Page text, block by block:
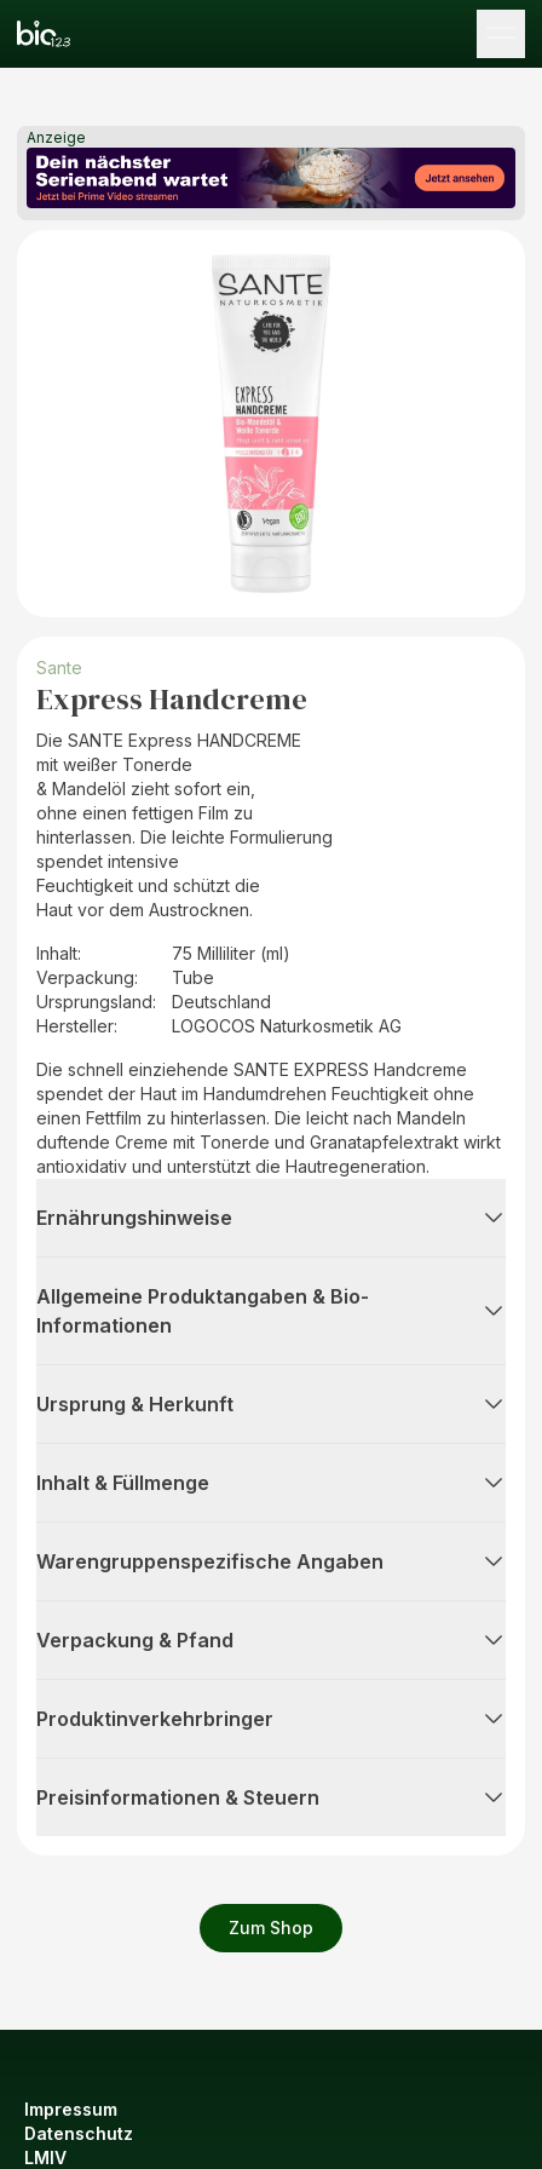
Anzeige
Zum Shop
Sante
Express Handcreme
Die SANTE Express HANDCREME
mit weißer Tonerde
& Mandelöl zieht sofort ein,
ohne einen fettigen Film zu
hinterlassen. Die leichte Formulierung
spendet intensive
Feuchtigkeit und schützt die
Haut vor dem Austrocknen.
Inhalt:
75 Milliliter (ml)
Verpackung:
Tube
Ursprungsland:
Deutschland
Hersteller: LOGOCOS Naturkosmetik AG
Die schnell einziehende SANTE EXPRESS Handcreme
spendet der Haut im Handumdrehen Feuchtigkeit ohne
einen Fettfilm zu hinterlassen. Die leicht nach Mandeln
duftende Creme mit Tonerde und Granatapfelextrakt wirkt
antioxidativ und unterstützt die Hautregeneration.
Ernährungshinweise
Allgemeine Produktangaben & Bio-
Informationen
Ursprung & Herkunft
Inhalt & Füllmenge
Warengruppenspezifische Angaben
Verpackung & Pfand
Produktinverkehrbringer
Preisinformationen & Steuern
Impressum
Datenschutz
LMIV